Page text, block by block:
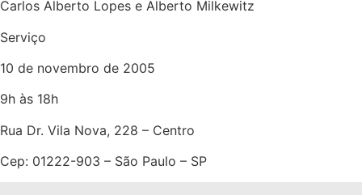
Carlos Alberto Lopes e Alberto Milkewitz
Serviço
10 de novembro de 2005
9h às 18h
Rua Dr. Vila Nova, 228 – Centro
Cep: 01222-903 – São Paulo – SP